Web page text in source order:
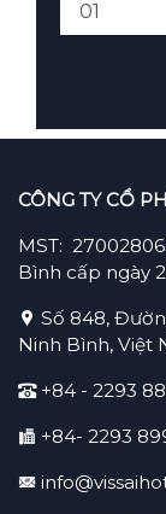
CÔNG TY CỔ
MST:
Bình cấp ngày
Số 848,
Ninh Bình, Việt
+84 - 2293
+84- 2293